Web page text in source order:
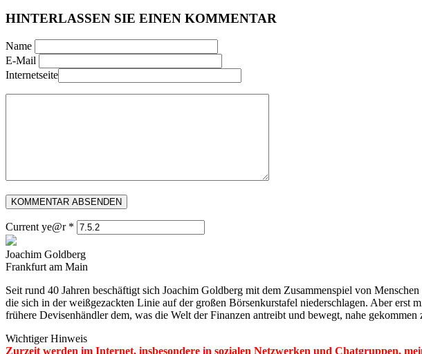
HINTERLASSEN SIE EINEN KOMMENTAR
Name
E-Mail
Internetseite
Current ye@r *
Joachim Goldberg
Frankfurt am Main
Seit rund 40 Jahren beschäftigt sich Joachim Goldberg mit dem Zusammenspiel von
die sich in der weißgezackten Linie auf der großen Börsenkurstafel niederschlagen. Aber
frühere Devisenhändler dem, was die Welt der Finanzen antreibt und bewegt, nahe gekommen
Wichtiger Hinweis
Zurzeit werden im Internet, insbesondere in sozialen Netzwerken und Chatgruppen,